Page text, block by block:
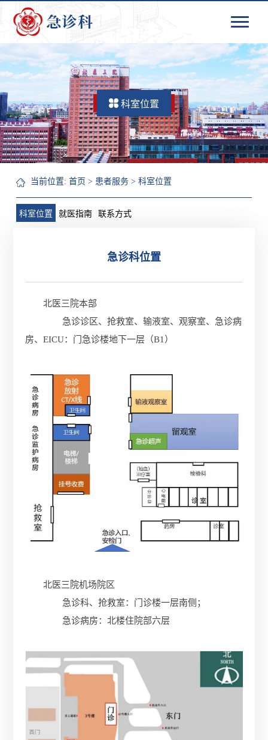
科室位置
当前位置:首页 > 患者服务 >科室位置
科室位置 就医指南 联系方式
急诊科位置
北医三院本部
急诊诊区、抢救室、输液室、观察室、急诊病
房、EICU：门急诊楼地下一层（B1）
北医三院机场院区
急诊科、抢救室：门诊楼一层南侧；
急诊病房：北楼住院部六层